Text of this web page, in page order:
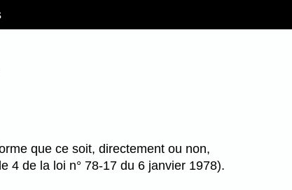
que ce soit, directement ou non,
4 de la loi n° 78-17 du 6 janvier 1978).